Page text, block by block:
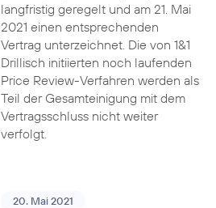
langfristig geregelt und am 21. Mai
2021 einen entsprechenden
Vertrag unterzeichnet. Die von 1&1
Drillisch initiierten noch laufenden
Price Review-Verfahren werden als
Teil der Gesamteinigung mit dem
Vertragsschluss nicht weiter
verfolgt.
20. Mai 2021